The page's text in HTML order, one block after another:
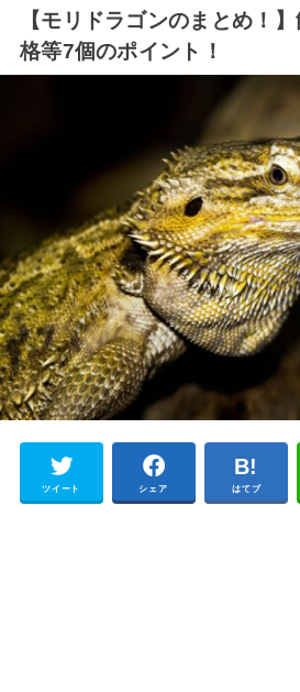
【モリドラゴンのまとめ！
格等7個のポイント！
ツイート シェア はてブ